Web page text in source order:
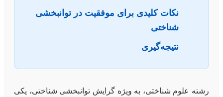
نکات کلیدی برای موفقیت در توانبخشی
شناختی
نتیجه‌گیری
رشته علوم شناختی، به ویژه گرایش توانبخشی شناختی، یکی